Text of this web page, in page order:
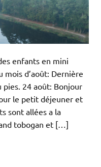
enfants en mini
mois d’août: Dernière
pies. 24 août: Bonjour
le petit déjeuner et
sont allées a la
tobogan et […]